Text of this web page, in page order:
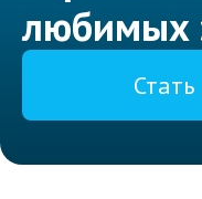
любимых